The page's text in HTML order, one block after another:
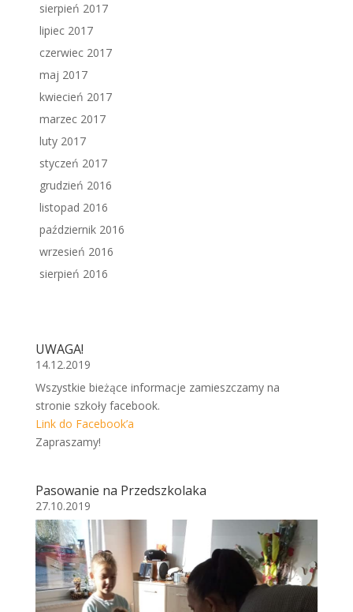
sierpień 2017
lipiec 2017
czerwiec 2017
maj 2017
kwiecień 2017
marzec 2017
luty 2017
styczeń 2017
grudzień 2016
listopad 2016
październik 2016
wrzesień 2016
sierpień 2016
UWAGA!
14.12.2019
Wszystkie bieżące informacje zamieszczamy na
stronie szkoły facebook.
Link do Facebook’a
Zapraszamy!
Pasowanie na Przedszkolaka
27.10.2019